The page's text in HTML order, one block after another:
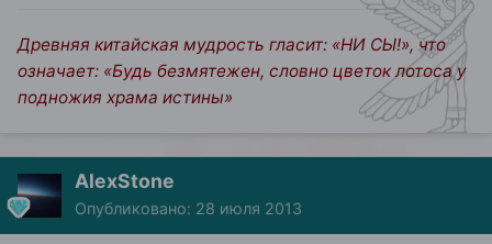
Древняя китайская мудрость гласит: «НИ СЫ!», что
означает: «Будь безмятежен, словно цветок лотоса у
подножия храма истины»
AlexStone
Опубликовано: 28 июля 2013